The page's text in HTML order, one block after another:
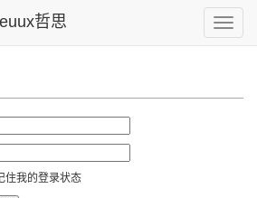
Toggle
哲思
住我的登录状态